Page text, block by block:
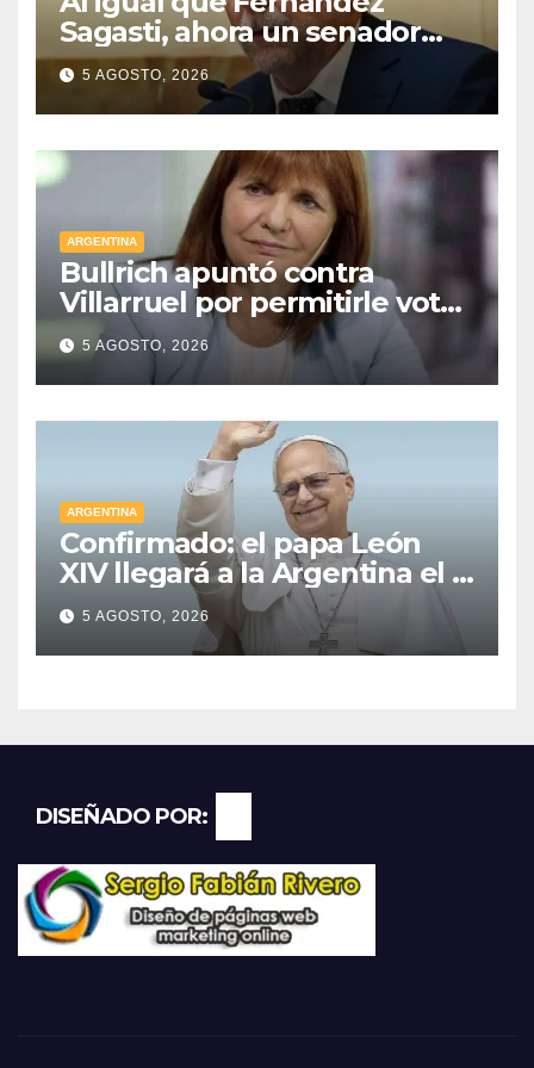
Sagasti, ahora un senador
radical pidió votar en forma
remota
5 AGOSTO, 2026
ARGENTINA
Bullrich apuntó contra
Villarruel por permitirle votar
a distancia a una senadora
kirchnerista: “Es un
mamarracho”
5 AGOSTO, 2026
ARGENTINA
Confirmado: el papa León
XIV llegará a la Argentina el 8
de noviembre y realizará una
histórica gira federal
5 AGOSTO, 2026
DISEÑADO POR: